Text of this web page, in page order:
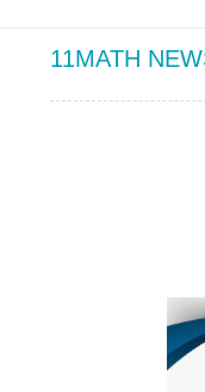
11MATH